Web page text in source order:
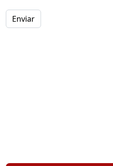
Enviar